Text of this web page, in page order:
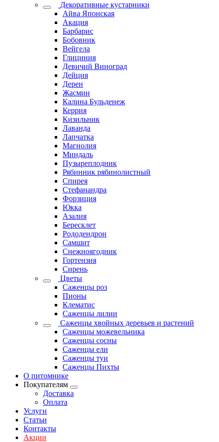
Декоративные кустарники
Айва Японская
Акация
Барбарис
Бобовник
Вейгела
Глициния
Девичий Виноград
Дейция
Дерен
Жасмин
Калина Бульденеж
Керрия
Кизильник
Лаванда
Лапчатка
Магнолия
Миндаль
Пузыреплодник
Рябинник рябинолистный
Спирея
Стефанандра
Форзиция
Юкка
Азалия
Бересклет
Рододендрон
Самшит
Снежноягодник
Гортензия
Сирень
Цветы
Саженцы роз
Пионы
Клематис
Саженцы лилии
Саженцы хвойных деревьев и растений
Саженцы можевельника
Саженцы сосны
Саженцы ели
Саженцы туи
Саженцы Пихты
О питомнике
Покупателям
Доставка
Оплата
Услуги
Статьи
Контакты
Акции